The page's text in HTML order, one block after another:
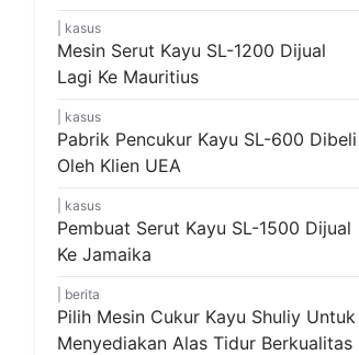
kasus
Mesin Serut Kayu SL-1200 Dijual
Lagi Ke Mauritius
kasus
Pabrik Pencukur Kayu SL-600 Dibeli
Oleh Klien UEA
kasus
Pembuat Serut Kayu SL-1500 Dijual
Ke Jamaika
berita
Pilih Mesin Cukur Kayu Shuliy Untuk
Menyediakan Alas Tidur Berkualitas